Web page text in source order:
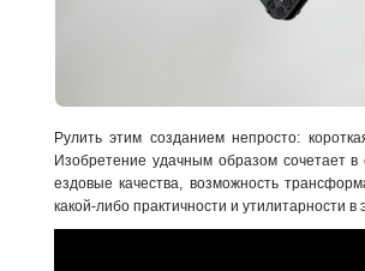
Рулить этим созданием непросто:
Изобретение удачным образом сочетает
ездовые качества, возможность
какой-либо практичности и утилитарности в